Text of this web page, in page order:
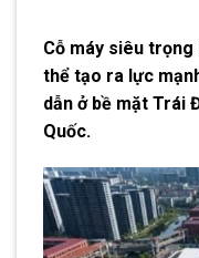
Cỗ máy siêu
thể tạo ra lực
dẫn ở bề mặt Trái
Quốc.